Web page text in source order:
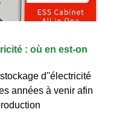
: où en est-on
d''électricité
années à venir afin